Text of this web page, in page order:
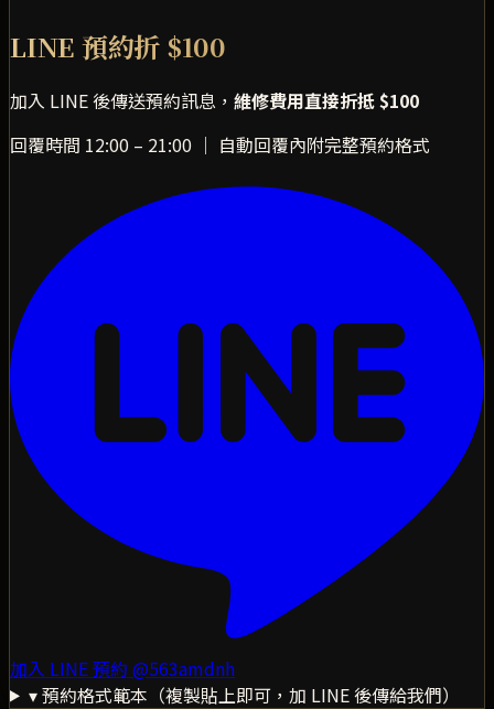
LINE 預約折 $100
加入 LINE 後傳送預約訊息， 維修費用直接折抵 $100
回覆時間 12:00 – 21:00 ｜ 自動回覆內附完整預約格式
加入 LINE 預約 @563amdnh
▾ 預約格式範本（複製貼上即可，加 LINE 後傳給我們）